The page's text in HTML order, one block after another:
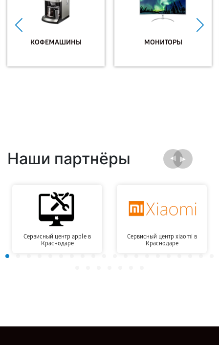
КОФЕМАШИНЫ МОНИТОРЫ
Наши партнёры
Сервисный центр apple в
Краснодаре
Сервисный центр xiaomi в
Краснодаре